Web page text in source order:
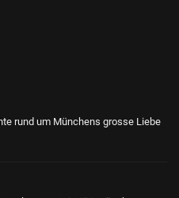
rund um Münchens grosse Liebe